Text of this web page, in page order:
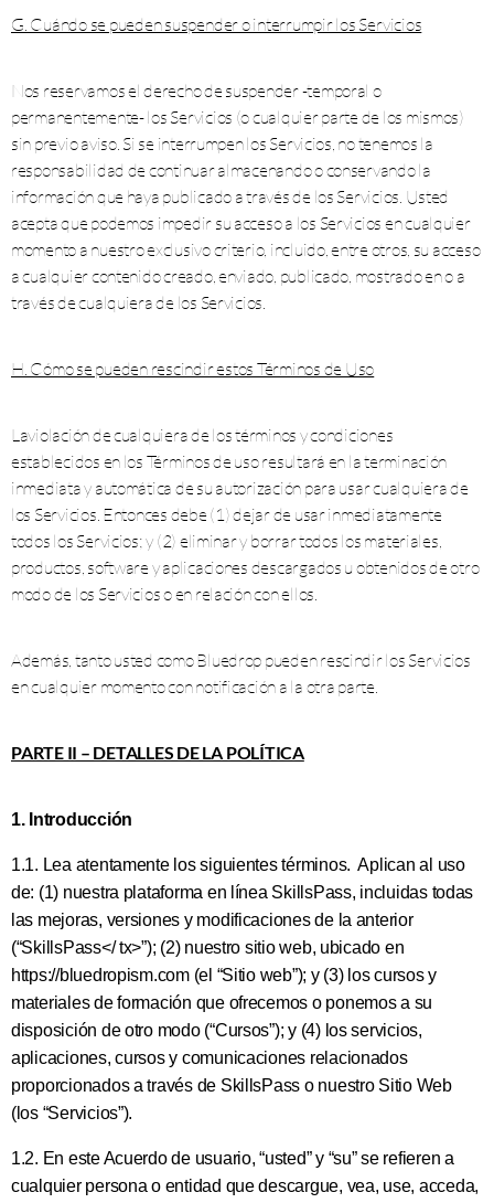
G. Cuándo se pueden suspender o interrumpir los Servicios
Nos reservamos el derecho de suspender -temporal o
permanentemente- los Servicios (o cualquier parte de los mismos)
sin previo aviso. Si se interrumpen los Servicios, no tenemos la
responsabilidad de continuar almacenando o conservando la
información que haya publicado a través de los Servicios. Usted
acepta que podemos impedir su acceso a los Servicios en cualquier
momento a nuestro exclusivo criterio, incluido, entre otros, su acceso
a cualquier contenido creado, enviado, publicado, mostrado en o a
través de cualquiera de los Servicios.
H. Cómo se pueden rescindir estos Términos de Uso
Laviolación de cualquiera de los términos y condiciones
establecidos en los Términos de uso resultará en la terminación
inmediata y automática de su autorización para usar cualquiera de
los Servicios. Entonces debe (1) dejar de usar inmediatamente
todos los Servicios; y (2) eliminar y borrar todos los materiales,
productos, software y aplicaciones descargados u obtenidos de otro
modo de los Servicios o en relación con ellos.
Además, tanto usted como Bluedrop pueden rescindir los Servicios
en cualquier momento con notificación a la otra parte.
PARTE II – DETALLES DE LA POLÍTICA
1. Introducción
1.1. Lea atentamente los siguientes términos. Aplican al uso
de: (1) nuestra plataforma en línea SkillsPass, incluidas todas
las mejoras, versiones y modificaciones de la anterior
(“SkillsPass</ tx>”); (2) nuestro sitio web, ubicado en
https://bluedropism.com (el “Sitio web”); y (3) los cursos y
materiales de formación que ofrecemos o ponemos a su
disposición de otro modo (“Cursos”); y (4) los servicios,
aplicaciones, cursos y comunicaciones relacionados
proporcionados a través de SkillsPass o nuestro Sitio Web
(los “Servicios”).
1.2. En este Acuerdo de usuario, “usted” y “su” se refieren a
cualquier persona o entidad que descargue, vea, use, acceda,